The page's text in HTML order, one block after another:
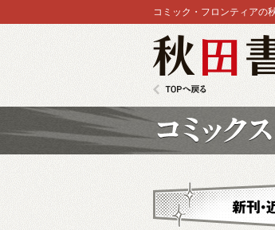
コミック・フロンティアの